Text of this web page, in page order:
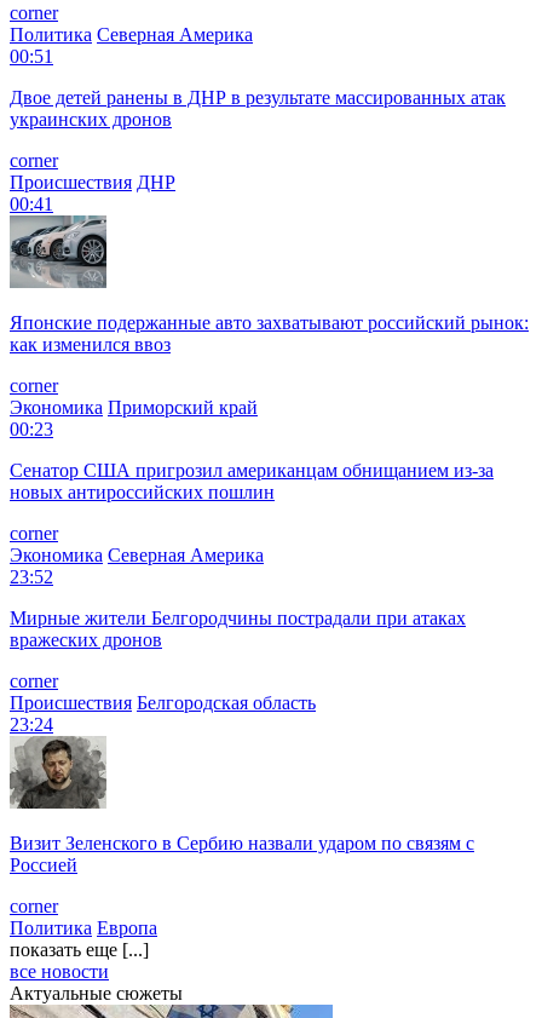
corner
Политика Северная Америка
00:51
Двое детей ранены в ДНР в результате массированных атак
украинских дронов
corner
Происшествия ДНР
00:41
Японские подержанные авто захватывают российский рынок:
как изменился ввоз
corner
Экономика Приморский край
00:23
Сенатор США пригрозил американцам обнищанием из-за
новых антироссийских пошлин
corner
Экономика Северная Америка
23:52
Мирные жители Белгородчины пострадали при атаках
вражеских дронов
corner
Происшествия Белгородская область
23:24
Визит Зеленского в Сербию назвали ударом по связям с
Россией
corner
Политика Европа
показать еще [...]
все новости
Актуальные сюжеты